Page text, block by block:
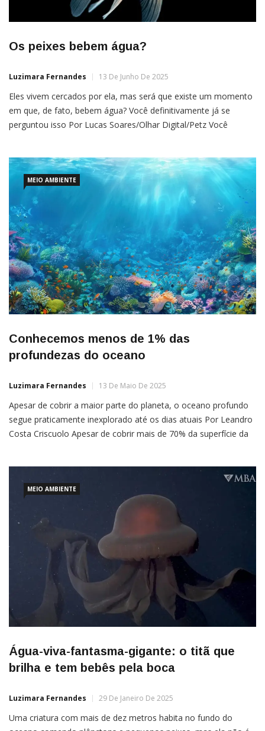
Os peixes bebem água?
Luzimara Fernandes 13 De Junho De 2025
Eles vivem cercados por ela, mas será que existe um momento
em que, de fato, bebem água? Você definitivamente já se
perguntou isso Por Lucas Soares/Olhar Digital/Petz Você
bastante diferente. Assim como […]
MEIO AMBIENTE
Conhecemos menos de 1% das
profundezas do oceano
Luzimara Fernandes 13 De Maio De 2025
Apesar de cobrir a maior parte do planeta, o oceano profundo
segue praticamente inexplorado até os dias atuais Por Leandro
Costa Criscuolo Apesar de cobrir mais de 70% da superfície da
MEIO AMBIENTE
Água-viva-fantasma-gigante: o titã que
brilha e tem bebês pela boca
Luzimara Fernandes 29 De Janeiro De 2025
Uma criatura com mais de dez metros habita no fundo do